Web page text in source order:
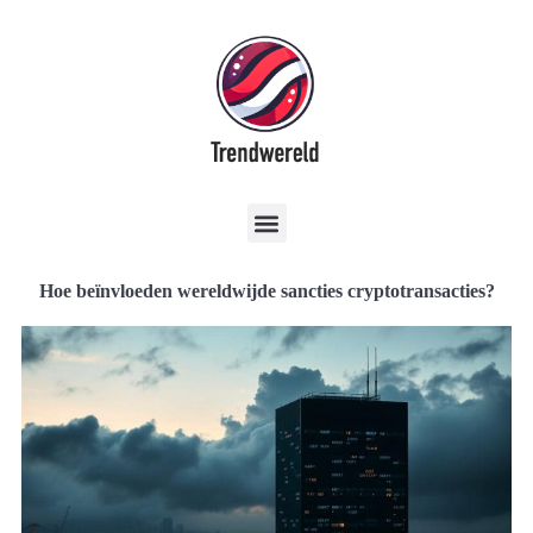
Hoe beïnvloeden wereldwijde sancties cryptotransacties?